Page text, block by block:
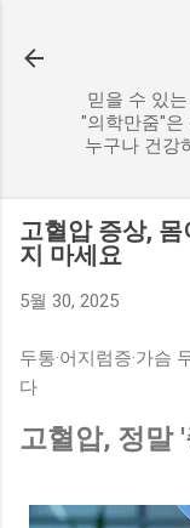
믿을 수 있
"의학만줌"은
누구나 건강
고혈압 증상,
지 마세요
5월 30, 2025
두통·어지럼증·가슴
다
고혈압, 정말